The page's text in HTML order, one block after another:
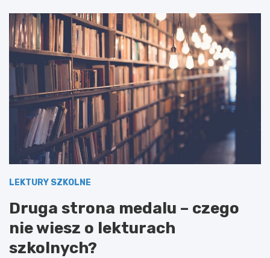
LEKTURY SZKOLNE
Druga strona medalu – czego
nie wiesz o lekturach
szkolnych?